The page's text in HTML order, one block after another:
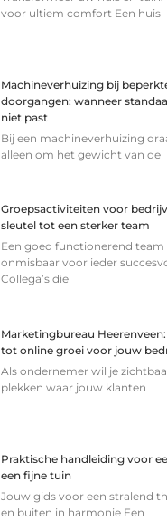
voor ultiem comfort Een huis
Machineverhuizing bij
doorgangen: wanneer
niet past
Bij een machineverhuizing
alleen om het gewicht van de
Groepsactiviteiten voor
sleutel tot een sterker team
Een goed functionerend team
onmisbaar voor ieder
Collega’s die
Marketingbureau
tot online groei voor jouw
Als ondernemer wil je
plekken waar jouw klanten
Praktische handleiding voor
een fijne tuin
Jouw gids voor een stralend
en buiten in harmonie Een